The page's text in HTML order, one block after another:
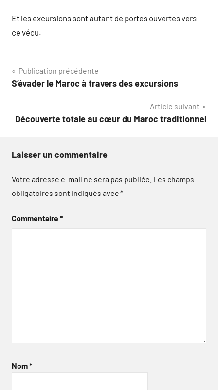
Et les excursions sont autant de portes ouvertes vers
ce vécu.
Navigation
de
Publication précédente
S’évader le Maroc à travers des excursions
Article suivant
Découverte totale au cœur du Maroc traditionnel
Laisser un commentaire
Votre adresse e-mail ne sera pas publiée. Les champs
obligatoires sont indiqués avec*
Commentaire*
Nom*